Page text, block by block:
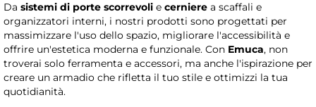
Da sistemi di porte scorrevoli e cerniere a scaffali e
organizzatori interni, i nostri prodotti sono progettati per
massimizzare l'uso dello spazio, migliorare l'accessibilità e
offrire un'estetica moderna e funzionale. Con Emuca, non
troverai solo ferramenta e accessori, ma anche l'ispirazione per
creare un armadio che rifletta il tuo stile e ottimizzi la tua
quotidianità.